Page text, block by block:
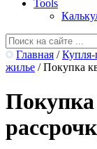
Tools
Главная / Купля-
жилье / Покупка